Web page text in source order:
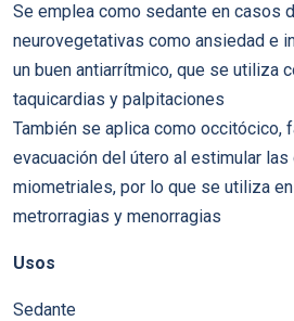
Se emplea como sedante en casos
neurovegetativas como ansiedad e
un buen antiarrítmico, que se utiliza
taquicardias y palpitaciones
También se aplica como occitócico,
evacuación del útero al estimular
miometriales, por lo que se utiliza
metrorragias y menorragias
Usos
Sedante